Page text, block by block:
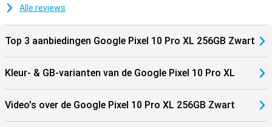
Alle reviews
Top 3 aanbiedingen Google Pixel 10 Pro XL 256GB Zwart
Kleur- & GB-varianten van de Google Pixel 10 Pro XL
Video's over de Google Pixel 10 Pro XL 256GB Zwart